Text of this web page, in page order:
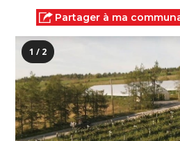
Partager à ma
1 / 2